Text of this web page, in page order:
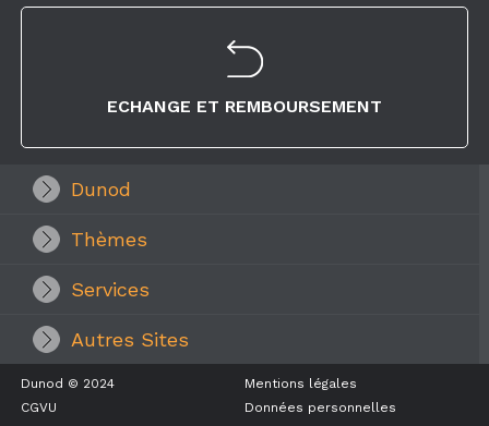
ECHANGE ET REMBOURSEMENT
Dunod
Thèmes
Services
Autres Sites
Dunod © 2024
Mentions légales
CGVU
Données personnelles